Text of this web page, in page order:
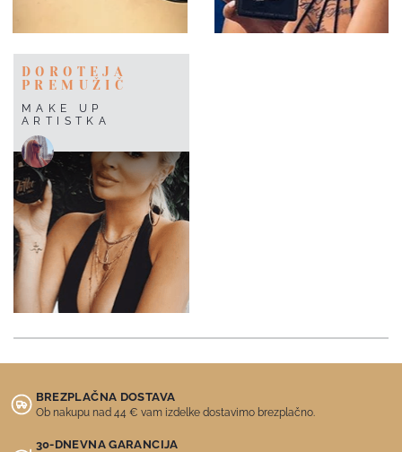
DOROTEJA
PREMUŽIČ
MAKE UP
ARTISTKA
BREZPLAČNA DOSTAVA
Ob nakupu nad 44 € vam izdelke dostavimo brezplačno.
30-DNEVNA GARANCIJA